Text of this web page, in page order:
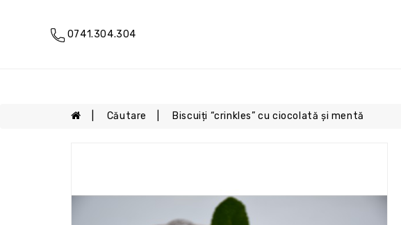
0741.304.304
Căutare Biscuiți “crinkles” cu ciocolată și mentă